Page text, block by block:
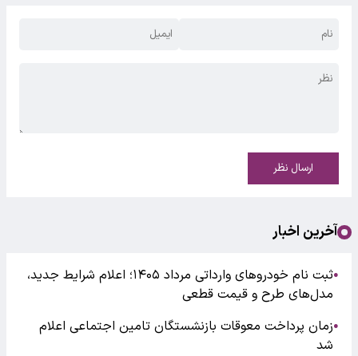
ارسال نظر
آخرین اخبار
●
ثبت نام خودروهای وارداتی مرداد ۱۴۰۵؛ اعلام شرایط جدید،
مدل‌های طرح و قیمت قطعی
●زمان پرداخت معوقات بازنشستگان تامین اجتماعی اعلام
شد